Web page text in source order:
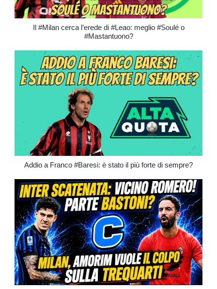
Il #Milan cerca l’erede di #Leao: meglio #Soulé o
#Mastantuono?
Addio a Franco #Baresi: è stato il più forte di sempre?